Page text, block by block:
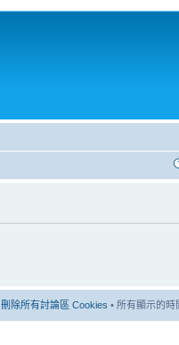
刪除所有討論區 Cookies • 所有顯示的